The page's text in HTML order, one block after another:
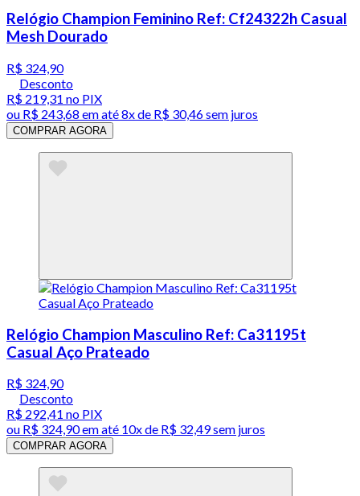
Relógio Champion Feminino Ref: Cf24322h Casual
Mesh Dourado
R$ 324,90
Desconto
R$ 219,31 no PIX
ou R$ 243,68 em até8x de R$ 30,46 sem juros
COMPRAR AGORA
Relógio Champion Masculino Ref: Ca31195t
Casual Aço Prateado
R$ 324,90
Desconto
R$ 292,41 no PIX
ou R$ 324,90em até 10x de R$ 32,49 sem juros
COMPRAR AGORA